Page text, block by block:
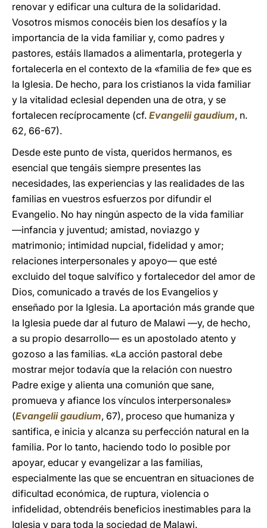
renovar y edificar una cultura de la solidaridad.
Vosotros mismos conocéis bien los desafíos y la
importancia de la vida familiar y, como padres y
pastores, estáis llamados a alimentarla, protegerla y
fortalecerla en el contexto de la «familia de fe» que es
la Iglesia. De hecho, para los cristianos la vida familiar
y la vitalidad eclesial dependen una de otra, y se
fortalecen recíprocamente (cf. Evangelii gaudium, n.
62, 66-67).
Desde este punto de vista, queridos hermanos, es
esencial que tengáis siempre presentes las
necesidades, las experiencias y las realidades de las
familias en vuestros esfuerzos por difundir el
Evangelio. No hay ningún aspecto de la vida familiar
—infancia y juventud; amistad, noviazgo y
matrimonio; intimidad nupcial, fidelidad y amor;
relaciones interpersonales y apoyo— que esté
excluido del toque salvífico y fortalecedor del amor de
Dios, comunicado a través de los Evangelios y
enseñado por la Iglesia. La aportación más grande que
la Iglesia puede dar al futuro de Malawi —y, de hecho,
a su propio desarrollo— es un apostolado atento y
gozoso a las familias. «La acción pastoral debe
mostrar mejor todavía que la relación con nuestro
Padre exige y alienta una comunión que sane,
promueva y afiance los vínculos interpersonales»
(Evangelii gaudium, 67), proceso que humaniza y
santifica, e inicia y alcanza su perfección natural en la
familia. Por lo tanto, haciendo todo lo posible por
apoyar, educar y evangelizar a las familias,
especialmente las que se encuentran en situaciones de
dificultad económica, de ruptura, violencia o
infidelidad, obtendréis beneficios inestimables para la
Iglesia y para toda la sociedad de Malawi.